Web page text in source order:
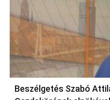
Beszélgetés Szabó